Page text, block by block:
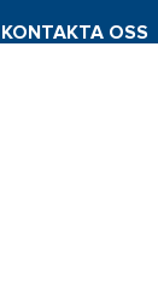
KONTAKTA OSS